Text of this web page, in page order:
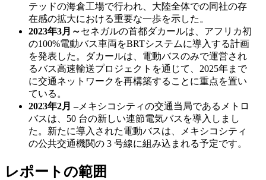
テッドの海倉工場で行われ、大陸全体での同社の存
在感の拡大における重要な一歩を示した。
2023年3月～セネガルの首都ダカールは、アフリカ初
の100%電動バス車両をBRTシステムに導入する計画
を発表した。ダカールは、電動バスのみで運営され
るバス高速輸送プロジェクトを通じて、2025年まで
に交通ネットワークを再構築することに重点を置い
ている。
2023年2月 –メキシコシティの交通当局であるメトロ
バスは、50 台の新しい連節電気バスを導入しまし
た。新たに導入された電動バスは、メキシコシティ
の公共交通機関の 3 号線に組み込まれる予定です。
レポートの範囲